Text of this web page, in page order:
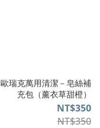
歐瑞克萬用清潔－皂絲補
充包（薰衣草甜橙）
NT$350
NT$350